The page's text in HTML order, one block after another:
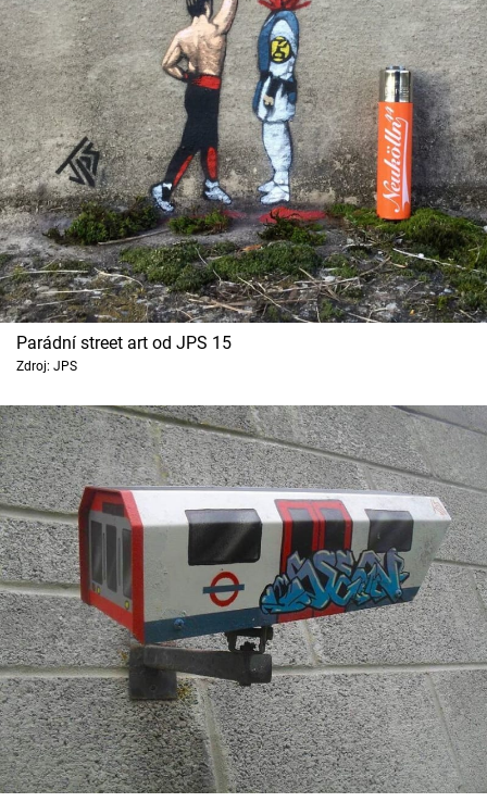
Parádní street art od JPS 15
Zdroj: JPS